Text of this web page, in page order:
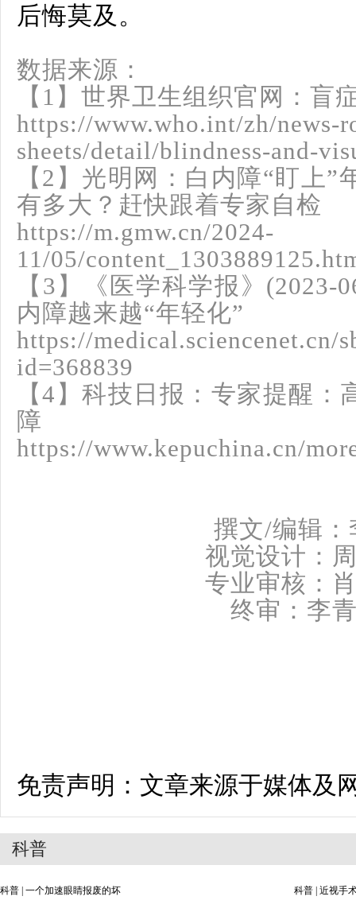
后悔莫及。
数据来源：
【1】世界卫生组织官网：盲
https://www.who.int/zh/news-
sheets/detail/blindness-and-
【2】光明网：白内障“盯上
有多大？赶快跟着专家自检
https://m.gmw.cn/2024-
11/05/
【3】《医学科学报》(2023-
内障越来越“年轻化”
https://medical.sciencenet.cn/
id=368839
【4】科技日报：专家提醒：
障
https://www.kepuchina.cn/
撰文/编辑：
视觉设计：
专业审核：
终审：李
免责声明：文章来源于媒体及
科普
科普 | 一个加速眼睛报废的坏 科普 | 近视手